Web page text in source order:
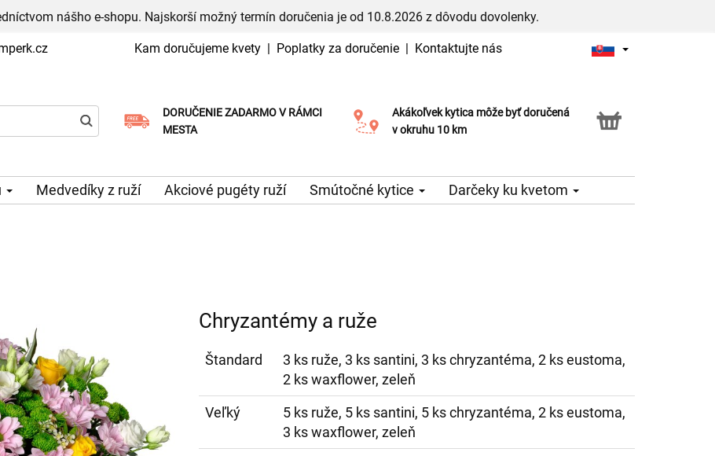
nášho e-shopu. Najskorší možný termín doručenia je od 10.8.2026 z dôvodu dovolenky.
Kam doručujeme kvety | Poplatky za doručenie | Kontaktujte nás
DORUČENIE ZADARMO V RÁMCI
MESTA
Akákoľvek kytica môže byť doručená
v okruhu 10 km
Služba Click & Collect
Medvedíky z ruží Akciové pugéty ruží Smútočné kytice Darčeky ku kvetom
Chryzantémy a ruže
Štandard
3 ks ruže, 3 ks santini, 3 ks chryzantéma, 2 ks eustoma,
2 ks waxflower, zeleň
Veľký
5 ks ruže, 5 ks santini, 5 ks chryzantéma, 2 ks eustoma,
3 ks waxflower, zeleň